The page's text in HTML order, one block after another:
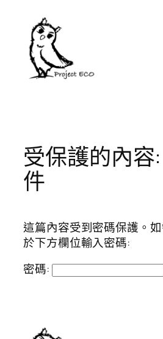
受保護的內容
件
這篇內容受到密碼保護。
於下方欄位輸入密碼:
密碼: